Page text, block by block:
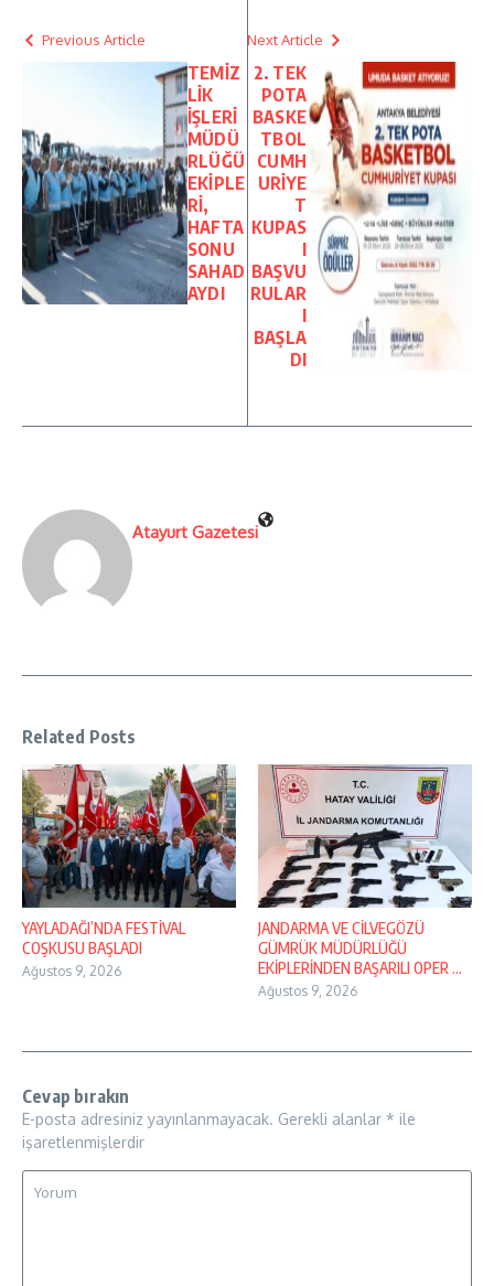
Previous Article
TEMİZ
LİK
İŞLERİ
MÜDÜ
RLÜĞÜ
EKİPLE
Rİ,
HAFTA
SONU
SAHAD
AYDI
Next Article
2. TEK
POTA
BASKE
TBOL
CUMH
URİYE
T
KUPAS
I
BAŞVU
RULAR
I
BAŞLA
DI
Atayurt Gazetesi
Related Posts
YAYLADAĞI’NDA FESTİVAL
COŞKUSU BAŞLADI
Ağustos 9, 2026
JANDARMA VE CİLVEGÖZÜ
GÜMRÜK MÜDÜRLÜĞÜ
EKİPLERİNDEN BAŞARILI OPER ...
Ağustos 9, 2026
Cevap bırakın
E-posta adresiniz yayınlanmayacak. Gerekli alanlar * ile
işaretlenmişlerdir